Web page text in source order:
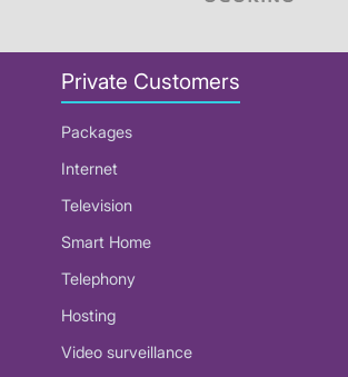
Private Customers
Packages
Internet
Television
Smart Home
Telephony
Hosting
Video surveillance